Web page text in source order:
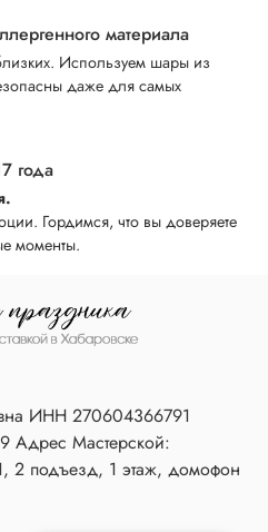
материала
Используем шары из
даже для самых
года
Гордимся, что вы доверяете
моменты.
ИНН 270604366791
Мастерской:
2 подъезд, 1 этаж, домофон